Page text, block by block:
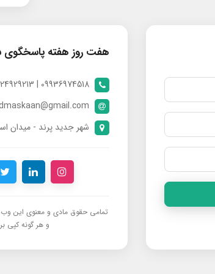
هفت روز هفته
09936974518 | 09024929213 | 09398370112
شهر جدید پرند - میدان
تمامی حقوق مادی و معنوی این
و هر گونه کپی